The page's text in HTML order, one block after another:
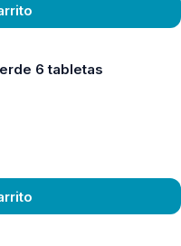
6 tabletas